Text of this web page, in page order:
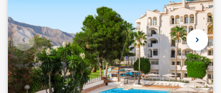
sind natürlich klimatisiert und mit allen Annehmlichkeiten
ausgestattet. In Ihrem Hotel Marbella erwartet Sie auch im
Spa- und Wellnessbereich viel Luxus und exzellenter Service.
Lassen Sie im Jacuzzi und bei wohltuenden Hydromassagen
und Gesichtsmasken den Alltag hinter sich oder entspannen
Sie in der Sauna. Anschließend speisen Sie in den tropischen
Gartenanlagen Ihres Hotelrestaurants oder genießen einen
frisch gemixten Cocktail an der Poolbar.